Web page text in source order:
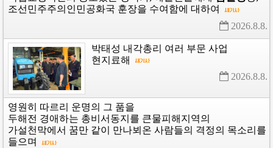
조선민주주의인민공화국 훈장을 수여함에 대하여
2026.8.8.
박태성 내각총리 여러 부문 사업
현지료해
2026.8.8.
영원히 따르리 운명의 그 품을
두해전 경애하는 총비서동지를 큰물피해지역의
가설천막에서 꿈만 같이 만나뵈온 사람들의 격정의 목소리를
들으며